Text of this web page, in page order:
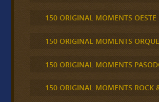
150 ORIGINAL MOMENTS OESTE
150 ORIGINAL MOMENTS
150 ORIGINAL MOMENTS
150 ORIGINAL MOMENTS ROCK